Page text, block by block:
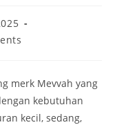
merk Mevvah yang
kebutuhan
kecil, sedang,